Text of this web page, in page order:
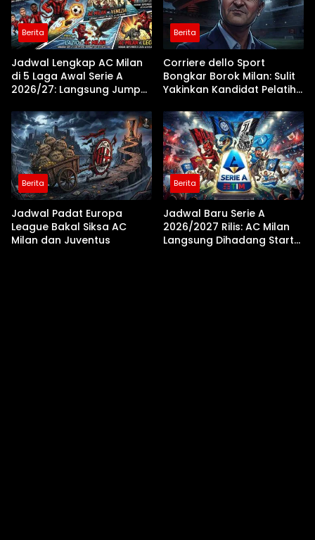
Berita
Jadwal Lengkap AC Milan
di 5 Laga Awal Serie A
2026/27: Langsung Jumpa
Berita
Corriere dello Sport
Bongkar Borok Milan: Sulit
Yakinkan Kandidat Pelatih
Jangka Panjang
Berita
Jadwal Padat Europa
League Bakal Siksa AC
Milan dan Juventus
Berita
Jadwal Baru Serie A
2026/2027 Rilis: AC Milan
Langsung Dihadang Start